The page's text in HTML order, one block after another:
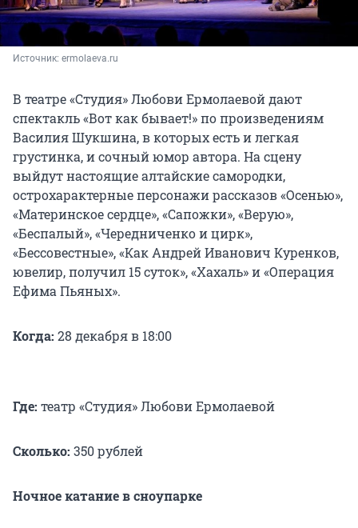
Источник: ermolaeva.ru
В театре «Студия» Любови Ермолаевой дают
спектакль «Вот как бывает!» по произведениям
Василия Шукшина, в которых есть и легкая
грустинка, и сочный юмор автора. На сцену
выйдут настоящие алтайские самородки,
острохарактерные персонажи рассказов «Осенью»,
«Материнское сердце», «Сапожки», «Верую»,
«Беспалый», «Чередниченко и цирк»,
«Бессовестные», «Как Андрей Иванович Куренков,
ювелир, получил 15 суток», «Хахаль» и «Операция
Ефима Пьяных».
Когда: 28 декабря в 18:00
Где: театр «Студия» Любови Ермолаевой
Сколько: 350 рублей
Ночное катание в сноупарке